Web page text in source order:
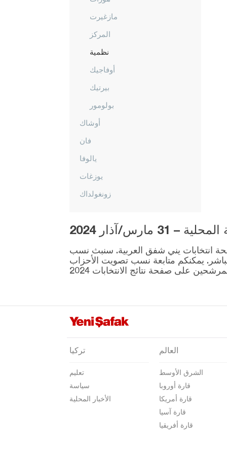
مازغيرت
المركز
نظمية
أوفاجيك
بيرتيك
بولومور
أوشاك
فان
يالوفا
يوزغات
زونغولداك
مارس/آذار 2024
المقرر إجراؤها في 31 مارس موجودة على صفحة انتخابات يني شفق العربية. سنبث نسب
ونتائج الانتخابات بشكل مباشر. يمكنكم متابعة نسب تصويت الأحزاب
تركيا
تعليم
سياسة
الأخبار المحلية
العالم
الشرق الأوسط
قارة أوروبا
قارة أمريكا
قارة آسيا
قارة أفريقيا